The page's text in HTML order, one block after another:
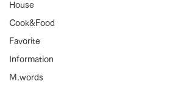
House
Cook&Food
Favorite
Information
M.words